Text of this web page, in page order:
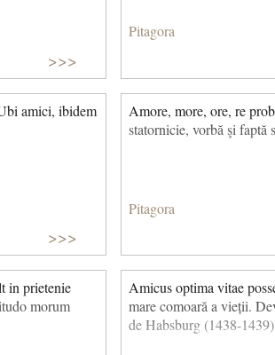
>>>
Pitagora
amici, ibidem
>>>
Amore, more, ore, re
statornicie, vorbă şi faptă
Pitagora
in prietenie
morum
Amicus optima vitae
mare comoară a vieții.
de Habsburg (1438-